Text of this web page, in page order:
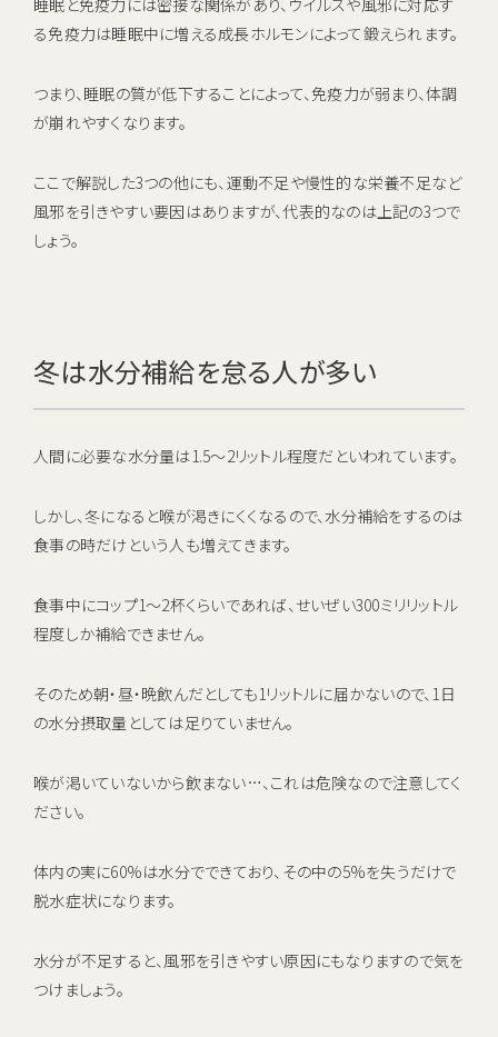
睡眠と免疫力には密接な関係があり、ウイルスや風邪に対応す
る免疫力は睡眠中に増える成長ホルモンによって鍛えられます。
つまり、睡眠の質が低下することによって、免疫力が弱まり、体調
が崩れやすくなります。
ここで解説した3つの他にも、運動不足や慢性的な栄養不足など
風邪を引きやすい要因はありますが、代表的なのは上記の3つで
しょう。
冬は水分補給を怠る人が多い
人間に必要な水分量は1.5〜2リットル程度だといわれています。
しかし、冬になると喉が渇きにくくなるので、水分補給をするのは
食事の時だけという人も増えてきます。
食事中にコップ1〜2杯くらいであれば、せいぜい300ミリリットル
程度しか補給できません。
そのため朝・昼・晩飲んだとしても1リットルに届かないので、1日
の水分摂取量としては足りていません。
喉が渇いていないから飲まない…、これは危険なので注意してく
ださい。
体内の実に60%は水分でできており、その中の5%を失うだけで
脱水症状になります。
水分が不足すると、風邪を引きやすい原因にもなりますので気を
つけましょう。